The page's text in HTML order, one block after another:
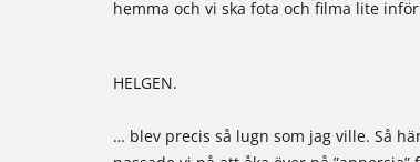
hemma och vi ska fota och filma lite
HELGEN.
… blev precis så lugn som jag ville. Så